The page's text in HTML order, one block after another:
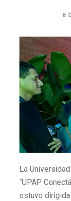
6
La
“UPAP
estuvo